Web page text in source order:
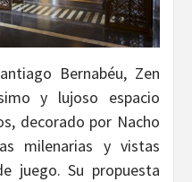
Bernabéu, Zen
y lujoso espacio
decorado por Nacho
milenarias y vistas
juego. Su propuesta